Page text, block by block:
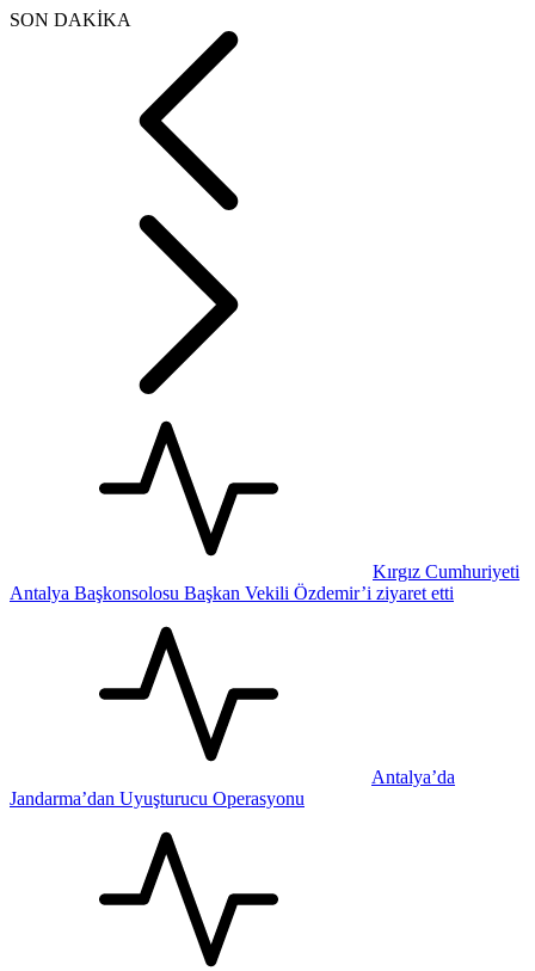
SON DAKİKA
Kırgız Cumhuriyeti
Antalya Başkonsolosu Başkan Vekili Özdemir’i ziyaret etti
Antalya’da
Jandarma’dan Uyuşturucu Operasyonu